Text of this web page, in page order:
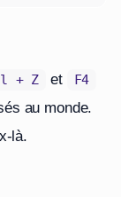
+ Z et F4
au monde.
là.